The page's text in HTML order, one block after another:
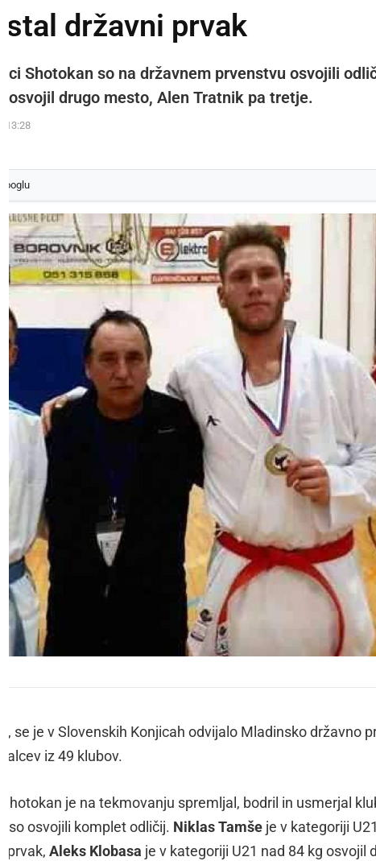
državni prvak
Shotokan so na državnem prvenstvu osvojili
osvojil drugo mesto, Alen Tratnik pa tretje.
13:28
se je v Slovenskih Konjicah odvijalo Mladinsko državno
iz 49 klubov.
je na tekmovanju spremljal, bodril in usmerjal
so osvojili komplet odličij. Niklas Tamše je v kategoriji
prvak, Aleks Klobasa je v kategoriji U21 nad 84 kg osvojil